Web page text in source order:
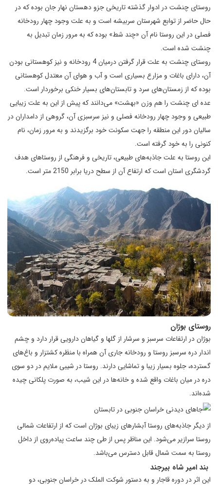
روستای چنشت در ادوار گذشته تاریخی جزو دهستان نهار جان بوده که در
حال حاضر از توابع شهرستان سربیشه است و به علت وجود چهار رودخانه
فصلی در این روستا نام آن «چند شط» بوده که به مرور زمان تبدیل به
چنشت شده ‌است.
روستای چنشت به علت قرار گرفتن درمیان 4 رودخانه و نیز کوهستانی بودن
آن، دارای باغات و مزارع بسیاری است و آب و هوای آن معتدل کوهستانی
بوده که از زمستان‌های سرد و تابستان‌های بسیار خنکی برخوردار است.
عده ای چنشت را هم وزن «بهشت» می‌دانند که پیش از این به علت زیبایی
طبیعی و وجود چهار رودخانه فصلی و نیز سرسبزی آن، گروهی از دامداران در
سالیان دور این منطقه را جهت سکونت خود برگزیدند و به مرور زمان، نام
کنونی را به خود گرفته‌ است.
این روستا به علت جاذبه‌های طبیعی، تاریخی و فرهنگی از روستاهای هدف
گردشگری استان است که ارتفاع آن از سطح دریا برابر 2150 متر است.
روستای بوژان
بوژان در ارتفاعات سرسبز و سرشار از گلها و گیاهان دارویی قرار دارد و چشم
اندار دره سرسبز روستا و رودخانه جاری آن همراه با منظره کشتزار و باغ‌های
گسترده، جلوه بسیار زیبا و تماشایی دارند. روستا در شیبی ملایم در دو سوی
دره در میان باغات واقع شده و خانه‌ها در این شیب، به صورت پلکانی چیده
شده‌اند.
از دیگر جاذبه‌های روستا آبشارهای زیبای بوژان است که از ارتفاعات شمالی
روستا سرازیر می‌شود. این مناظر پس از طی چند ساعت پیاده‌روی از داخل
روستا به سمت شمال قابل دسترس می‌باشد.
بند امیر شاه بیرجند
این اثر در دوره قاجار و به دستور شوکت الملک در خراسان جنوبی، دو